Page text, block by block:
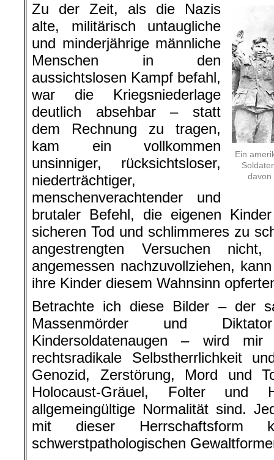
Ein
davon
Zu der Zeit, als die Nazis
alte, militärisch untaugliche
und minderjährige männliche
Menschen in den
aussichtslosen Kampf befahl,
war die Kriegsniederlage
deutlich absehbar – statt
dem Rechnung zu tragen,
kam ein vollkommen
unsinniger, rücksichtsloser,
niederträchtiger,
menschenverachtender und
brutaler Befehl, die eigenen
sicheren Tod und schlimmeres zu
angestrengten Versuchen
angemessen nachzuvollziehen,
ihre Kinder diesem Wahnsinn
Betrachte ich diese Bilder – der
Massenmörder und
Kindersoldatenaugen – wird
rechtsradikale Selbstherrlichkeit
Genozid, Zerstörung, Mord und
Holocaust-Gräuel, Folter und
allgemeingültige Normalität sind.
mit dieser Herrschaftsform
schwerstpathologischen